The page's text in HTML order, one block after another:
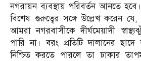
নগরায়ন ব্যবস্থায় পরিবর্তন আনতে হবে।
বিশেষ গুরুত্বের সঙ্গে উল্লেখ করেন যে,
আমরা নগরবাসীকে দীর্ঘমেয়াদী
পারি না। বরং প্রতিটি দালানের
নিশ্চিত করতে পারলে তা ঢাকার